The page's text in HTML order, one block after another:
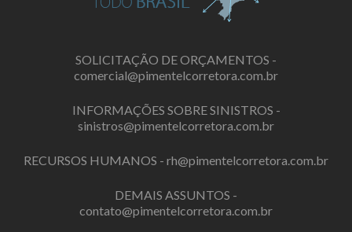
SOLICITAÇÃO DE ORÇAMENTOS -
comercial@pimentelcorretora.com.br
INFORMAÇÕES SOBRE SINISTROS -
sinistros@pimentelcorretora.com.br
RECURSOS HUMANOS - rh@pimentelcorretora.com.br
DEMAIS ASSUNTOS -
contato@pimentelcorretora.com.br